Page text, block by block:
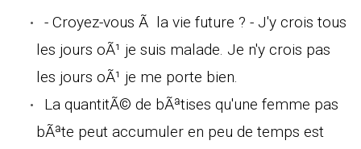
- Croyez-vous Ã la vie future ? - J'y crois tous
les jours oÃ¹ je suis malade. Je n'y crois pas
les jours oÃ¹ je me porte bien.
La quantitÃ© de bÃªtises qu'une femme pas
bÃªte peut accumuler en peu de temps est